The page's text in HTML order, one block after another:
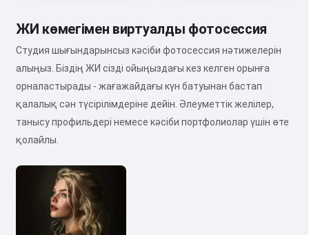
ЖИ көмегімен виртуалды фотосессия
Студия шығындарынсыз кәсіби фотосессия нәтижелерін
алыңыз. Біздің ЖИ сізді ойыңыздағы кез келген орынға
орналастырады - жағажайдағы күн батуынан бастап
қалалық сән түсірілімдеріне дейін. Әлеуметтік желілер,
танысу профильдері немесе кәсіби портфолиолар үшін өте
қолайлы.